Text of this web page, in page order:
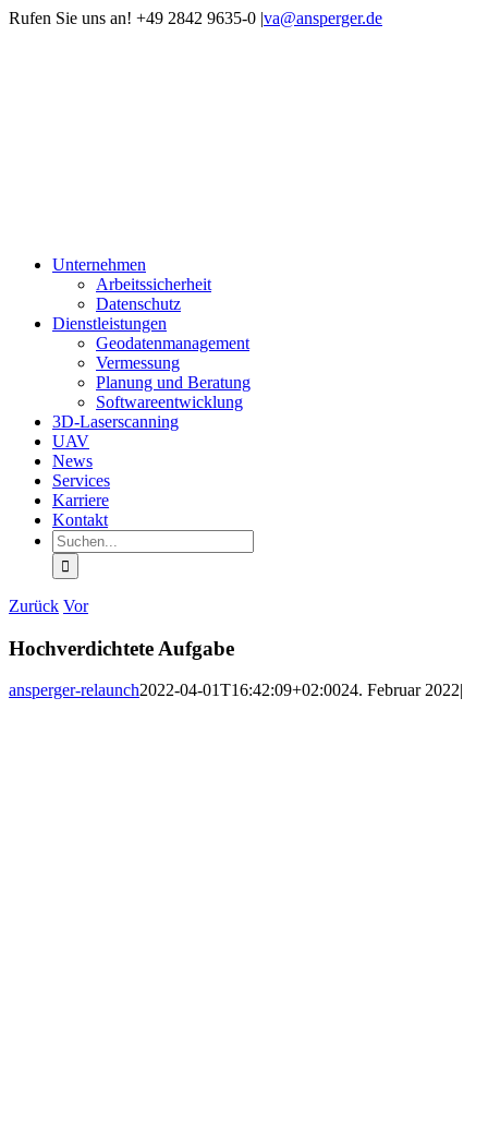
Zum
Rufen Sie uns an! +49 2842 9635-0 |va@ansperger.de
Unternehmen
Arbeitssicherheit
Datenschutz
Dienstleistungen
Geodatenmanagement
Vermessung
Planung und Beratung
Softwareentwicklung
3D-Laserscanning
UAV
News
Services
Karriere
Kontakt
Suche
nach:
Zurück Vor
Hochverdichtete Aufgabe
ansperger-relaunch2022-04-01T16:42:09+02:0024. Februar 2022|